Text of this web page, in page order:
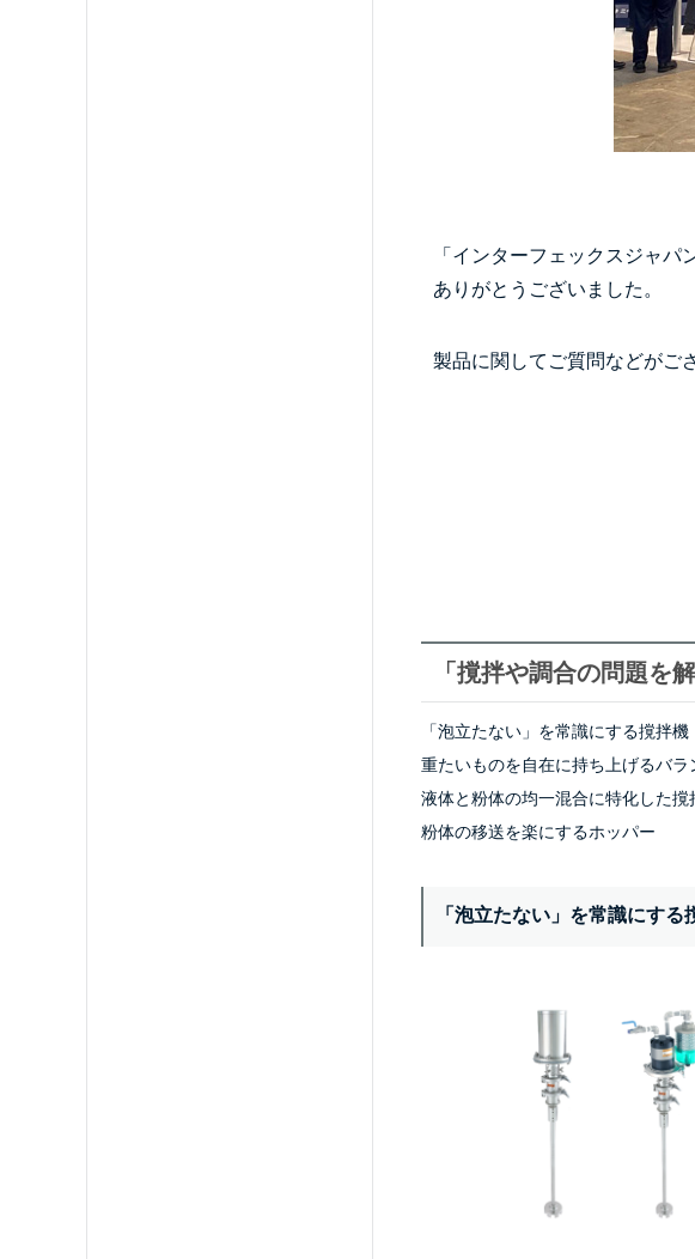
「インターフェックスジャ
ありがとうございました。
製品に関してご質問などがご
「撹拌や調合の問題を
「泡立たない」を常識にする撹拌機
重たいものを自在に持ち上げるバラ
液体と粉体の均一混合に特化した撹
粉体の移送を楽にするホッパー
「泡立たない」を常識にする